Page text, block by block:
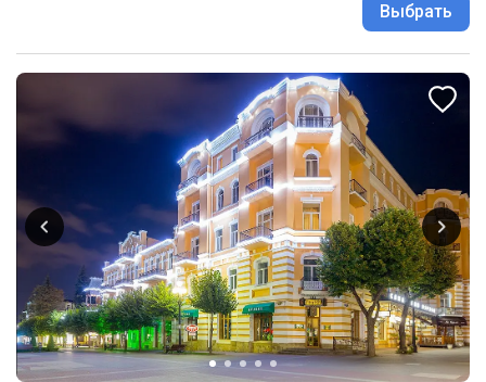
Выбрать